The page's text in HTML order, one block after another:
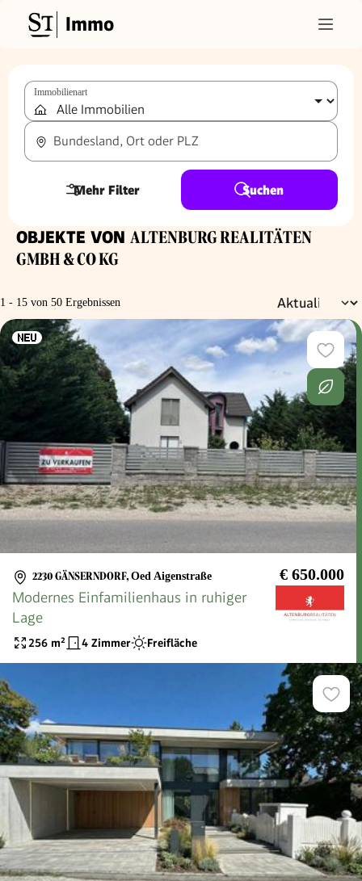
Immo
Immobilienart
Bundesland, Ort oder PLZ
Mehr Filter Suchen
OBJEKTE VON ALTENBURG REALITÄTEN
GMBH & CO KG
1 - 15 von 50 Ergebnissen
2230 GÄNSERNDORF, Oed Aigenstraße € 650.000
Modernes Einfamilienhaus in ruhiger
Lage
256 m² 4 Zimmer Freifläche